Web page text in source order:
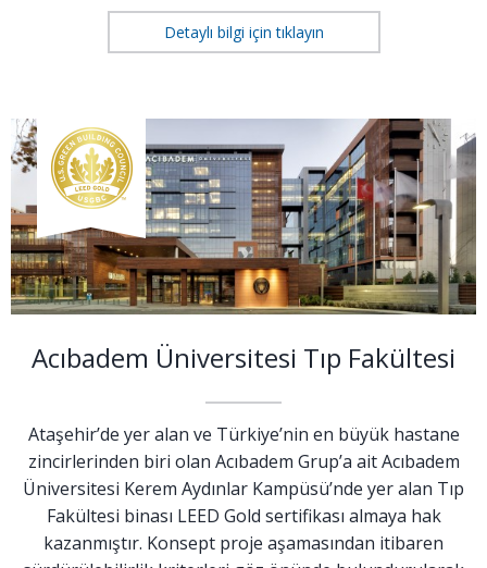
Detaylı bilgi için tıklayın
Acıbadem Üniversitesi Tıp Fakültesi
Ataşehir’de yer alan ve Türkiye’nin en büyük hastane
zincirlerinden biri olan Acıbadem Grup’a ait Acıbadem
Üniversitesi Kerem Aydınlar Kampüsü’nde yer alan Tıp
Fakültesi binası LEED Gold sertifikası almaya hak
kazanmıştır. Konsept proje aşamasından itibaren